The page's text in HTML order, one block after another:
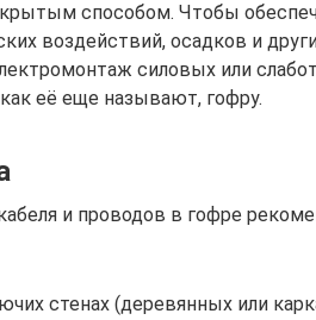
способом. Чтобы
воздействий, осадков и
силовых или
её еще называют, гофру.
и проводов в гофре
стенах (деревянных или